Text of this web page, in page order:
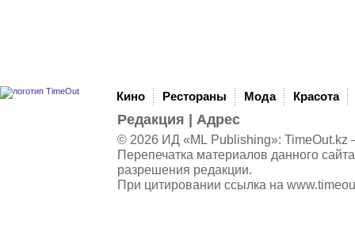
Кино Рестораны Мода Красота
Редакция Адрес
© 2026 ИД «ML Publishing»: TimeOut.kz
Перепечатка материалов данного
разрешения редакции.
При цитировании ссылка на